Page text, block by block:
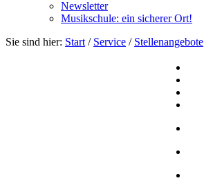
Newsletter
Musikschule: ein sicherer Ort!
Sie sind hier: Start / Service / Stellenangebote